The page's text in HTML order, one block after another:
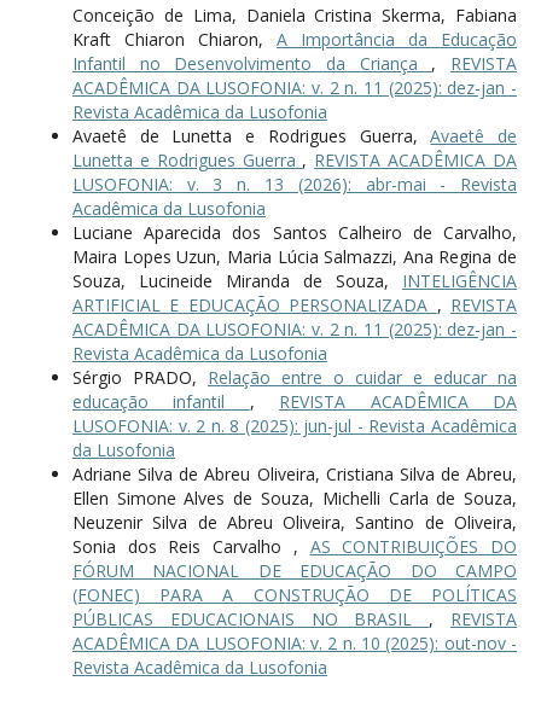
Conceição de Lima, Daniela Cristina Skerma, Fabiana
Kraft Chiaron Chiaron, A Importância da Educação
Infantil no Desenvolvimento da Criança , REVISTA
ACADÊMICA DA LUSOFONIA: v. 2 n. 11 (2025): dez-jan -
Revista Acadêmica da Lusofonia
Avaetê de Lunetta e Rodrigues Guerra,Avaetê de
Lunetta e Rodrigues Guerra , REVISTA ACADÊMICA DA
LUSOFONIA: v. 3 n. 13 (2026): abr-mai - Revista
Acadêmica da Lusofonia
Luciane Aparecida dos Santos Calheiro de Carvalho,
Maira Lopes Uzun, Maria Lúcia Salmazzi, Ana Regina de
Souza, Lucineide Miranda de Souza, INTELIGÊNCIA
ARTIFICIAL E EDUCAÇÃO PERSONALIZADA , REVISTA
ACADÊMICA DA LUSOFONIA: v. 2 n. 11 (2025): dez-jan -
Revista Acadêmica da Lusofonia
Sérgio PRADO, Relação entre o cuidar e educar na
educação infantil , REVISTA ACADÊMICA DA
LUSOFONIA: v. 2 n. 8 (2025): jun-jul - Revista Acadêmica
da Lusofonia
Adriane Silva de Abreu Oliveira, Cristiana Silva de Abreu,
Ellen Simone Alves de Souza, Michelli Carla de Souza,
Neuzenir Silva de Abreu Oliveira, Santino de Oliveira,
Sonia dos Reis Carvalho , AS CONTRIBUIÇÕES DO
FÓRUM NACIONAL DE EDUCAÇÃO DO CAMPO
(FONEC) PARA A CONSTRUÇÃO DE POLÍTICAS
PÚBLICAS EDUCACIONAIS NO BRASIL , REVISTA
ACADÊMICA DA LUSOFONIA: v. 2 n. 10 (2025): out-nov -
Revista Acadêmica da Lusofonia